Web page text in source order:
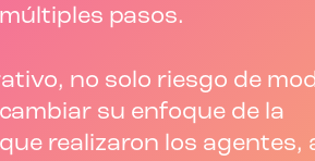
pasos.
no solo riesgo de
su enfoque de la
realizaron los agentes,